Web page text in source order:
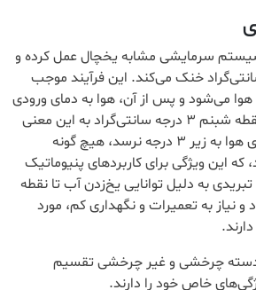
سیستم سرمایشی مشابه یخچال عمل کرده و
دمای ۳ درجه سانتی‌گراد خنک می‌کند. این فرآیند موجب
می‌شود و پس از آن، هوا به دمای ورودی
اولیه خود باز می‌گردد. نقطه شبنم ۳ درجه سانتی‌گراد به این معنی
است که تا زمانی که دمای هوا به زیر ۳ درجه نرسد، هیچ گونه
این ویژگی برای کاربردهای پنیوماتیک
به دلیل توانایی یخ‌زدن آب تا نقطه
و نیاز به تعمیرات و نگهداری کم، مورد
دسته چرخشی و غیر چرخشی تقسیم
خاص خود را دارند.